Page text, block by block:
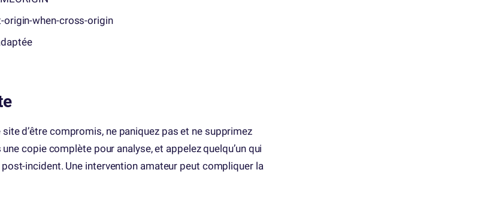
origin-when-cross-origin
d’être compromis, ne paniquez pas et ne supprimez
copie complète pour analyse, et appelez quelqu’un qui
incident. Une intervention amateur peut compliquer la